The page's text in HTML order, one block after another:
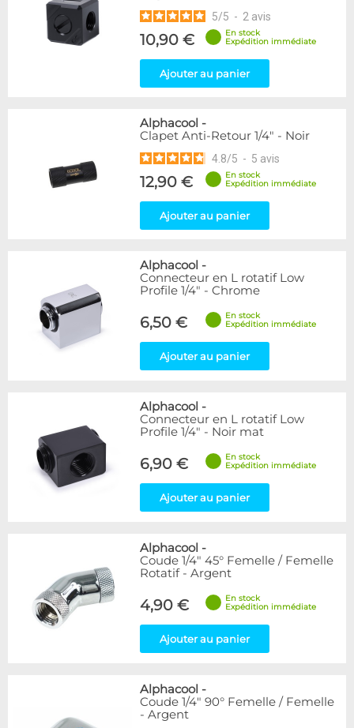
5/5 - 2 avis
10,90 €
En stock
Expédition immédiate
Ajouter au panier
Alphacool -
Clapet Anti-Retour 1/4" - Noir
4.8/5 - 5 avis
12,90 €
En stock
Expédition immédiate
Ajouter au panier
Alphacool -
Connecteur en L rotatif Low
Profile 1/4" - Chrome
6,50 €
En stock
Expédition immédiate
Ajouter au panier
Alphacool -
Connecteur en L rotatif Low
Profile 1/4" - Noir mat
6,90 €
En stock
Expédition immédiate
Ajouter au panier
Alphacool -
Coude 1/4" 45° Femelle / Femelle
Rotatif - Argent
4,90 €
En stock
Expédition immédiate
Ajouter au panier
Alphacool -
Coude 1/4" 90° Femelle / Femelle
- Argent